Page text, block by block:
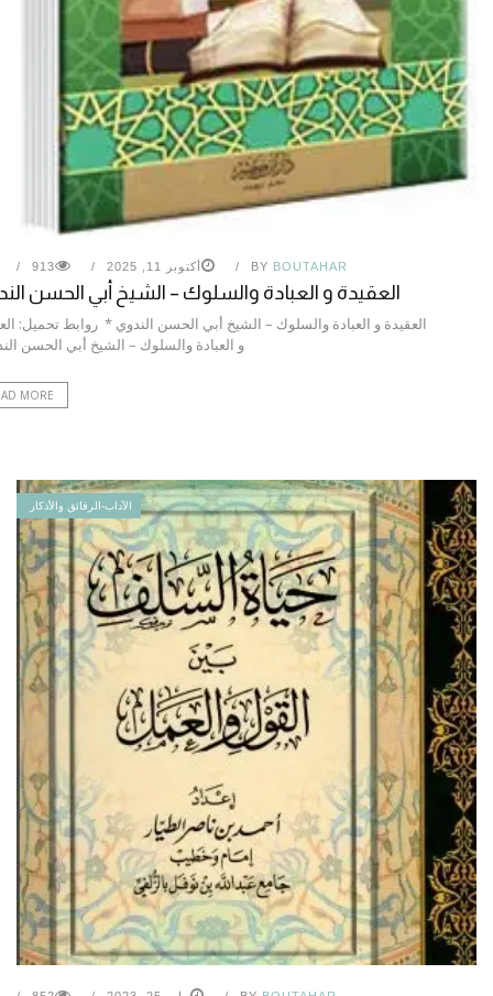
BY BOUTAHAR أكتوبر 11, 2025 913
العقيدة و العبادة والسلوك – الشيخ أبي الحسن
العقيدة و العبادة والسلوك – الشيخ أبي الحسن الندوي * روابط تحميل:
و العبادة والسلوك – الشيخ أبي الحسن
MORE
الآداب-الرقائق والأذكار